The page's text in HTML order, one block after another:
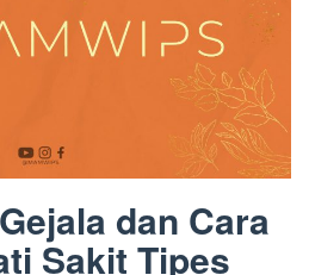
dan Cara
Sakit Tipes